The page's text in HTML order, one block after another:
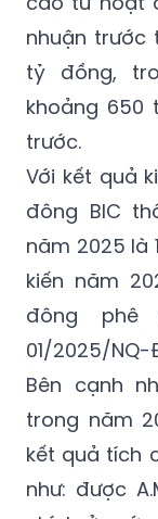
tỷ đồng,
khoảng 650
trước.
Với kết quả
đông BIC
năm 2025 là
kiến năm
đông phê
01/2025/
Bên cạnh
trong năm
kết quả tích
như: được
chính ở mức
được vinh